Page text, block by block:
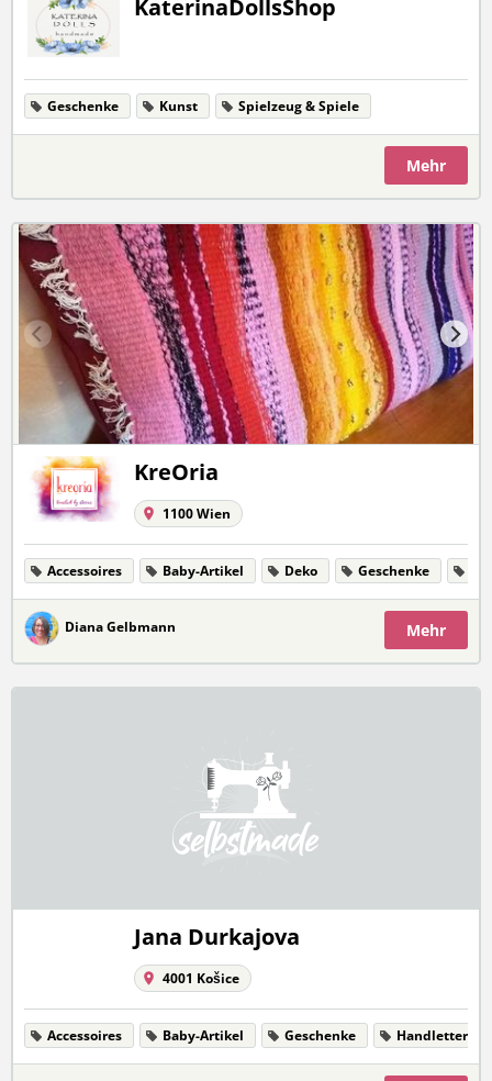
KaterinaDollsShop
Geschenke Kunst Spielzeug & Spiele
Mehr
KreOria
1100 Wien
Accessoires Baby-Artikel Deko Geschenke
Diana Gelbmann Mehr
Jana Durkajova
4001 Košice
Accessoires Baby-Artikel Geschenke Handlettering